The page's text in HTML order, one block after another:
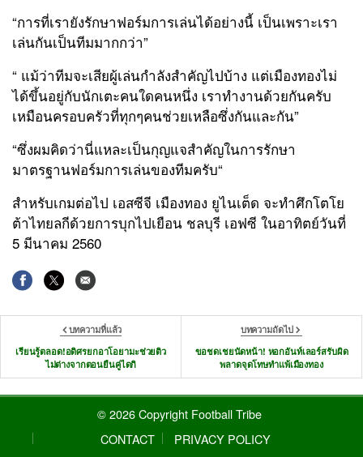
“การที่เรายังรักษาฟอร์มการเล่นได้อย่างนี้ เป็นเพราะเรา
เล่นกันเป็นทีมมากกว่า”
“ แม้ว่าทีมจะเสียผู้เล่นกำลังสำคัญไปบ้าง แต่เมืองทองไม่
ได้ขึ้นอยู่กับนักเตะคนใดคนหนึ่ง เราทำงานด้วยกันครับ
เหมือนครอบครัวที่ทุกๆคนช่วยเหลือซึ่งกันและกัน”
“ซึ่งผมคิดว่านี่แหละเป็นกุญแจสำคัญในการรักษา
มาตรฐานฟอร์มการเล่นของทีมครับ“
สำหรับเกมต่อไป เอสซีจี เมืองทอง ยูไนเต็ด จะทำศึกโตโย
ต้าไทยลกีด้วยการบุกไปเยือน ชลบุรี เอฟซี ในอาทิตย์วันที่
5 มีนาคม 2560
บทความที่แล้ว
เรียนรู้ตลอด!อดิศรยกอาโอยามะช่วยติว
ไม่ต่างจากตอนยืนคู่ไดกิ
บทความถัดไป
ขอชดเชยนัดหน้า! หอกอันท์เลอร์สรับผิด
พลาดจุดโทษทำแพ้เมืองทอง
© 2026 Copyright Football Tribe
CONTACT
PRIVACY POLICY